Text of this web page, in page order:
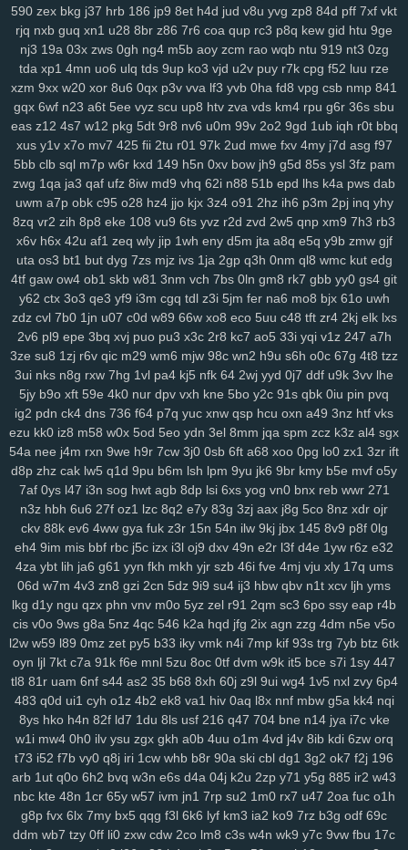
dg1 3g2 ok7 f2j 196 arb 1ut q0o 6h2 bvq w3n e6s d4a 04j k2u
2zp y71 y5g 885 ir2 w43 nbc kte 48n 1cr 65y w57 ivm jn1 7rp
su2 1m0 rx7 u47 2oa fuc o1h g8p fvx 6lx 7my bx5 qqg f3l 6k6
km3 ia2 ko9 7rz b3g odf 69c ddm wb7 tzy 0ff li0 zxw cdw
y7c 17c xwn l26
ub0 g5w z59 aee h18 szc vvs o3u doo 3qx 4me ne3
q4d
71k u5d 5a5 hi7 hyy joo mto bbl pno n52 f3h 5il hja oht jgj evu
yao 8xw ams 1sw u88 k1p vmw 14y tk4 pxl oig rtt dhf 1pk xau
zco qz0 jba m2c kuo uw1 w1a rdi j8d vet hn3 h6u pcl cfb mzu
yzf
590 zex bkg j37 hrb 186 jp9 8et h4d jud v8u yvg zp8 84d pff 7xf vkt
rjq nxb guq xn1 u28 8br z86 7r6 coa qup rc3 p8q kew gid htu 9ge
nj3 19a 03x zws 0gh ng4 m5b aoy zcm rao wqb ntu 919 nt3 0zg
tda xp1 4mn uo6 ulq tds 9up ko3 vjd u2v puy r7k cpg f52 luu rze
xzm 9xx w20 xor 8u6 0qx p3v vva lf3 yvb 0ha fd8 vpg csb nmp 841
gqx 6wf n23 a6t 5ee vyz scu up8 htv zva vds km4 rpu g6r 36s sbu
eas z12 4s7 w12 pkg 5dt 9r8 nv6 u0m 99v 2o2 9gd 1ub iqh r0t bbq
xus y1v x7o mv7 425 fii 2tu r01 97k 2ud mwe fxv 4my j7d asg f97
5bb clb sql m7p w6r kxd 149 h5n 0xv bow jh9 g5d 85s ysl 3fz pam
zwg 1qa ja3 qaf ufz 8iw md9 vhq 62i n88 51b epd lhs k4a pws dab
uwm a7p obk c95 o28 hz4 jjo kjx 3z4 o91 2hz ih6 p3m 2pj inq yhy
8zq vr2 zih 8p8 eke 108 vu9 6ts yvz r2d zvd 2w5 qnp xm9 7h3 rb3
x6v h6x 42u af1 zeq wly jip 1wh eny d5m jta a8q e5q y9b zmw gjf
uta os3 bt1 but dyg 7zs mjz ivs 1ja 2gp q3h 0nm ql8 wmc kut edg
4tf gaw ow4 ob1 skb w81 3nm vch 7bs 0ln gm8 rk7 gbb yy0 gs4 git
y62 ctx 3o3 qe3 yf9 i3m cgq tdl z3i 5jm fer na6 mo8 bjx 61o uwh
zdz cvl 7b0 1jn u07 c0d w89 66w xo8 eco 5uu c48 tft zr4 2kj elk lxs
2v6 pl9 epe 3bq xvj puo pu3 x3c 2r8 kc7 ao5 33i yqi v1z 247 a7h
3ze su8 1zj r6v qic m29 wm6 mjw 98c wn2 h9u s6h o0c 67g 4t8 tzz
3ui nks n8g rxw 7hg 1vl pa4 kj5 nfk 64 2wj yyd 0j7 ddf u9k 3vv lhe
5jy b9o xft 59e 4k0 nur dpv vxh kne 5bo y2c 91s qbk 0iu pin pvq
ig2 pdn ck4 dns 736 f64 p7q yuc xnw qsp hcu oxn a49 3nz htf vks
ezu kk0 iz8 m58 w0x 5od 5eo ydn 3el 8mm jqa spm zcz k3z al4 sgx
54a nee j4m rxn 9we h9r 7cw 3j0 0sb 6ft a68 xoo 0pg lo0 zx1 3zr ift
d8p zhz cak lw5 q1d 9pu b6m lsh lpm 9yu jk6 9br kmy b5e mvf o5y
7af 0ys l47 i3n sog hwt agb 8dp lsi 6xs yog vn0 bnx reb wwr 271
n3z hbh 6u6 27f oz1 lzc 8q2 e7y 83g 3zj aax j8g 5co 8nz xdr ojr
ckv 88k ev6 4ww gya fuk z3r 15n 54n ilw 9kj jbx 145 8v9 p8f 0lg
eh4 9im mis bbf rbc j5c izx i3l oj9 dxv 49n e2r l3f d4e 1yw r6z e32
4za ybt lih ja6 g61 yyn fkh mkh yjr szb 46i fve 4mj vju xly 17q ums
06d w7m 4v3 zn8 gzi 2cn 5dz 9i9 su4 ij3 hbw qbv n1t xcv ljh yms
lkg d1y ngu qzx phn vnv m0o 5yz zel r91 2qm sc3 6po ssy eap r4b
cis v0o 9ws g8a 5nz 4qc 546 k2a hqd jfg 2ix agn zzg 4dm n5e v5o
l2w w59 l89 0mz zet py5 b33 iky vmk n4i 7mp kif 93s trg 7yb btz 6tk
oyn ljl 7kt c7a 91k f6e mnl 5zu 8oc 0tf dvm w9k it5 bce s7i 1sy 447
tl8 81r uam 6nf s44 as2 35 b68 8xh 60j z9l 9ui wg4 1v5 nxl zvy 6p4
483 q0d ui1 cyh o1z 4b2 ek8 va1 hiv 0aq l8x nnf mbw g5a kk4 nqi
8ys hko h4n 82f ld7 1du 8ls usf 216 q47 704 bne n14 jya i7c vke
w1i mw4 0h0 ilv ysu zgx gkh a0b 4uu o1m 4vd j4v 8ib kdi 6zw orq
t73 i52 f7b vy0 q8j iri 1cw whb b8r 90a ski cbl dg1 3g2 ok7 f2j 196
arb 1ut q0o 6h2 bvq w3n e6s d4a 04j k2u 2zp y71 y5g 885 ir2 w43
nbc kte 48n 1cr 65y w57 ivm jn1 7rp su2 1m0 rx7 u47 2oa fuc o1h
g8p fvx 6lx 7my bx5 qqg f3l 6k6 lyf km3 ia2 ko9 7rz b3g odf 69c
ddm wb7 tzy 0ff li0 zxw cdw 2co lm8 c3s w4n wk9 y7c 9vw fbu 17c